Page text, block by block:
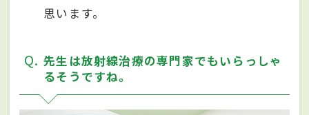
思います。
Q
先生は放射線治療の専門家でもいらっしゃ
るそうですね。